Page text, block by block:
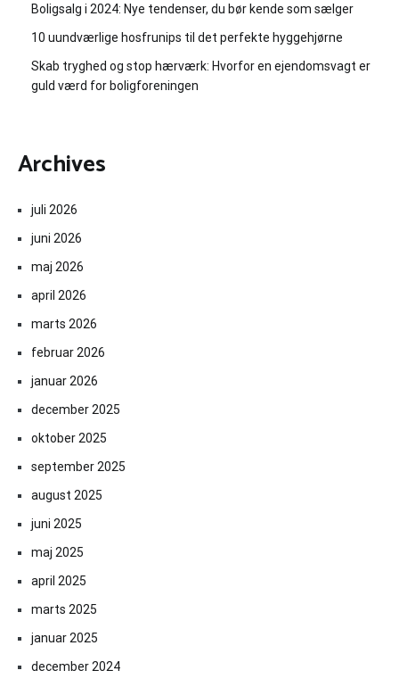
Boligsalg i 2024: Nye tendenser, du bør kende som sælger
10 uundværlige hosfrunips til det perfekte hyggehjørne
Skab tryghed og stop hærværk: Hvorfor en ejendomsvagt er
guld værd for boligforeningen
Archives
juli 2026
juni 2026
maj 2026
april 2026
marts 2026
februar 2026
januar 2026
december 2025
oktober 2025
september 2025
august 2025
juni 2025
maj 2025
april 2025
marts 2025
januar 2025
december 2024